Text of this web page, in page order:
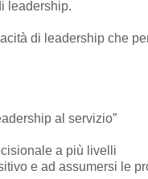
leadership.
di leadership che
al servizio”
a più livelli
e ad assumersi le